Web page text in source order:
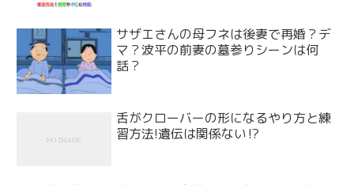
サザエさんの母フネは後妻で再婚？デ
マ？波平の前妻の墓参りシーンは何
話？
舌がクローバーの形になるやり方と練
習方法!遺伝は関係ない⁉